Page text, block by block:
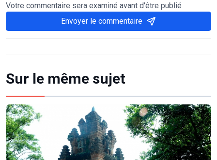
Votre commentaire sera examiné avant d'être publié
Envoyer le commentaire
Sur le même sujet